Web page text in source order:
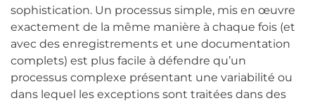
sophistication. Un processus simple, mis en œuvre
exactement de la même manière à chaque fois (et
avec des enregistrements et une documentation
complets) est plus facile à défendre qu’un
processus complexe présentant une variabilité ou
dans lequel les exceptions sont traitées dans des